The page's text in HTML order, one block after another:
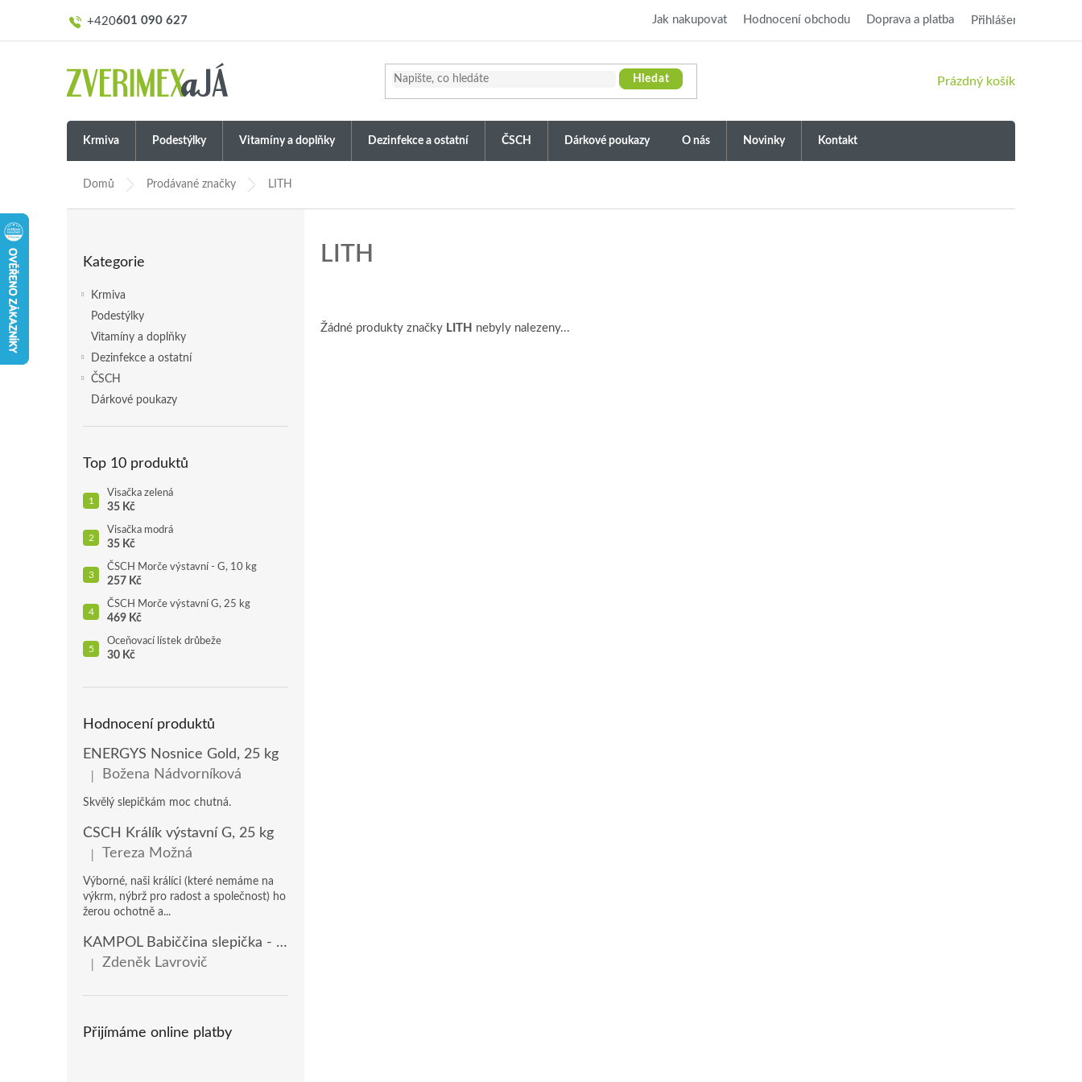
601 090 627 Jak nakupovat Hodnocení obchodu Doprava a platba Přihlášení
Hledat
NÁKUPNÍ
Prázdný košík
Krmiva Podestýlky Vitamíny a doplňky Dezinfekce a ostatní ČSCH Dárkové poukazy O nás Novinky Kontakt
Domů Prodávané značky LITH
kategorie
Kategorie
Krmiva
Podestýlky
Vitamíny a doplňky
Dezinfekce a ostatní
ČSCH
Dárkové poukazy
Top 10 produktů
Visačka zelená
35 Kč
Visačka modrá
35 Kč
ČSCH Morče výstavní - G, 10 kg
257 Kč
ČSCH Morče výstavní G, 25 kg
469 Kč
Oceňovací lístek drůbeže
30 Kč
Hodnocení produktů
ENERGYS Nosnice Gold, 25 kg
Hodnocení produktu je 5 z 5 hvězdiček.
Božena Nádvorníková
Skvělý slepičkám moc chutná.
ČSCH Králík výstavní G, 25 kg
Hodnocení produktu je 5 z 5 hvězdiček.
Tereza Možná
Výborné, naši králíci (které nemáme na
výkrm, nýbrž pro radost a společnost) ho
žerou ochotně a...
KAMPOL Babiččina slepička - domácí nosnice(KB), 20 kg
Hodnocení produktu je 5 z 5 hvězdiček.
Zdeněk Lavrovič
Přijímáme online platby
LITH
Žádné produkty značky LITH nebyly nalezeny...